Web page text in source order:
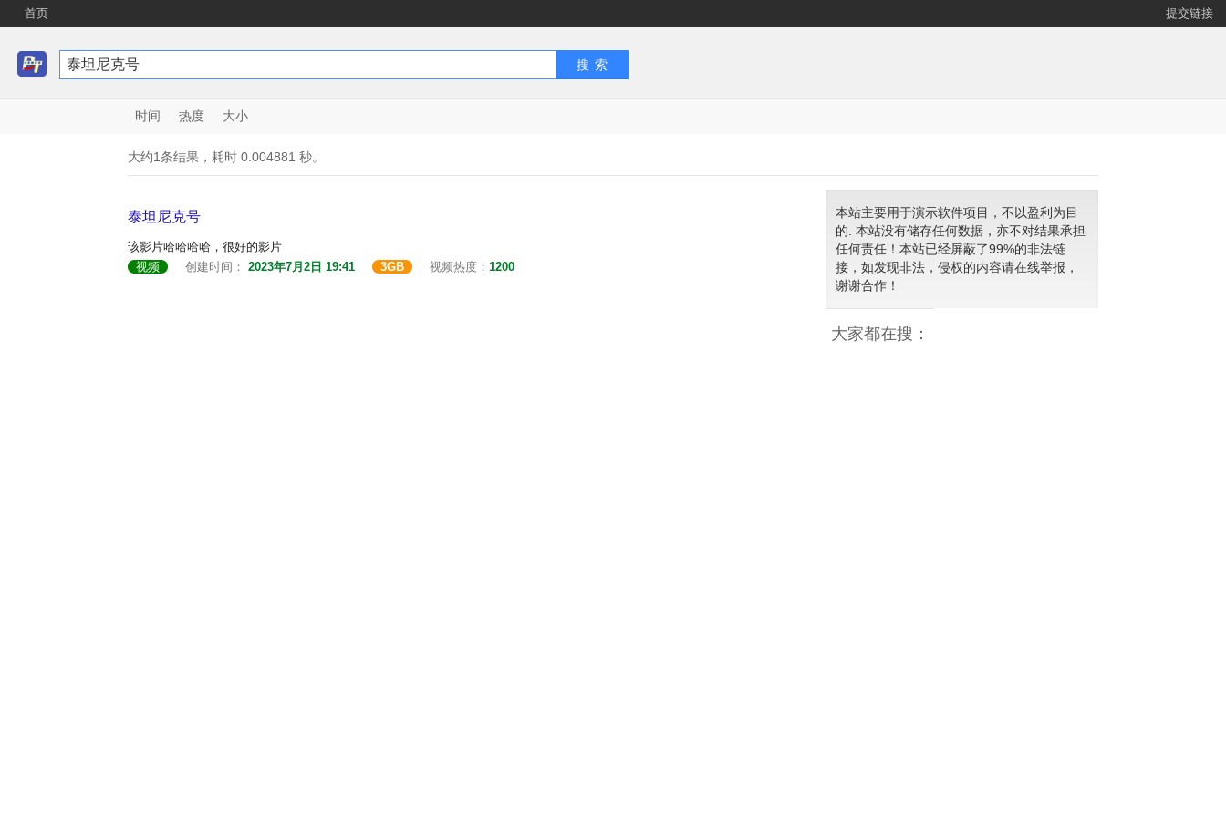
首页 提交链接
时间 热度 大小
大约1条结果，耗时 0.004881 秒。
泰坦尼克号
该影片哈哈哈哈，很好的影片
视频
创建时间： 2023年7月2日 19:41 3GB 视频热度： 1200
本站主要用于演示软件项目，不以盈利为目
的. 本站没有储存任何数据，亦不对结果承担
任何责任！本站已经屏蔽了99%的非法链
接，如发现非法，侵权的内容请在线举报，
谢谢合作！
大家都在搜：